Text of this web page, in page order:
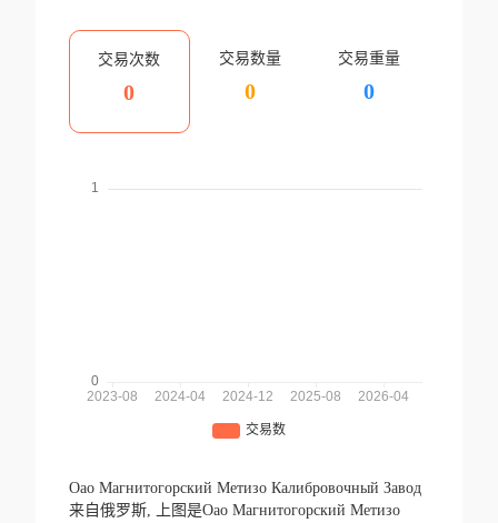
交易次数
0
交易数量
0
交易重量
0
Оао Магнитогорский Метизо Калибровочный Завод
来自俄罗斯,
上图是Оао Магнитогорский Метизо